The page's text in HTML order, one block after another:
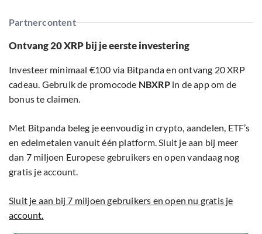
Partnercontent
Ontvang 20 XRP bij je eerste investering
Investeer minimaal €100 via Bitpanda en ontvang 20 XRP
cadeau. Gebruik de promocode NBXRPin de app om de
bonus te claimen.
Met Bitpanda beleg je eenvoudig in crypto, aandelen, ETF’s
en edelmetalen vanuit één platform. Sluit je aan bij meer
dan 7 miljoen Europese gebruikers en open vandaag nog
gratis je account.
Sluit je aan bij 7 miljoen gebruikers en open nu gratis je
account.